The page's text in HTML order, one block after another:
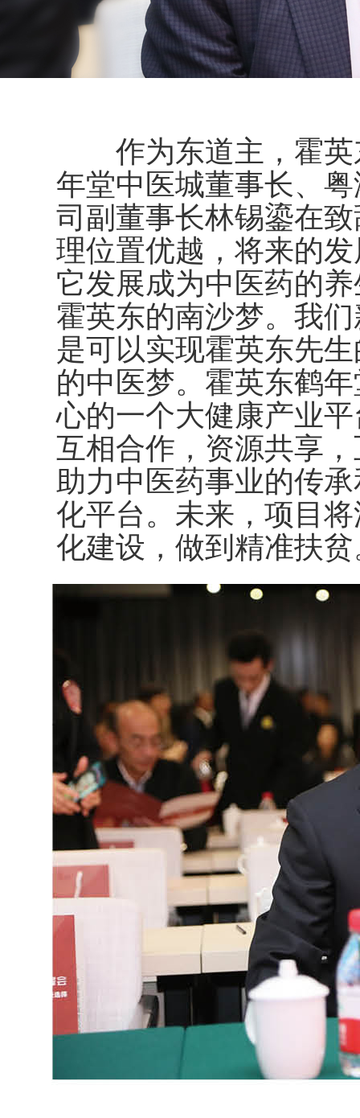
作为东道主，霍
年堂中医城董事长、
司副董事长林锡鎏在
理位置优越，将来的
它发展成为中医药的
霍英东的南沙梦。我
是可以实现霍英东先
的中医梦。霍英东鹤
心的一个大健康产业
互相合作，资源共享
助力中医药事业的传
化平台。未来，项目
化建设，做到精准扶